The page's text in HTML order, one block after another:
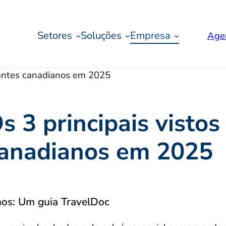
Setores Soluções Empresa
canadianos em 2025
3 principais
em 2025
Um guia TravelDoc